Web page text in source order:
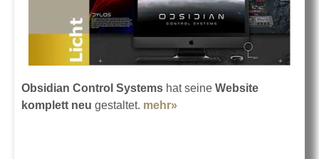
Obsidian Control Systems hat seine Website
komplett neu gestaltet. mehr»